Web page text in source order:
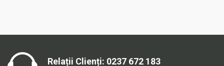
Relații Clienți: 0237 672 183